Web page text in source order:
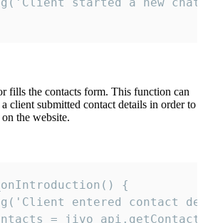
started a new
fills the contacts form. This function can
client submitted contact details in order to
the website.
{
entered contact
=